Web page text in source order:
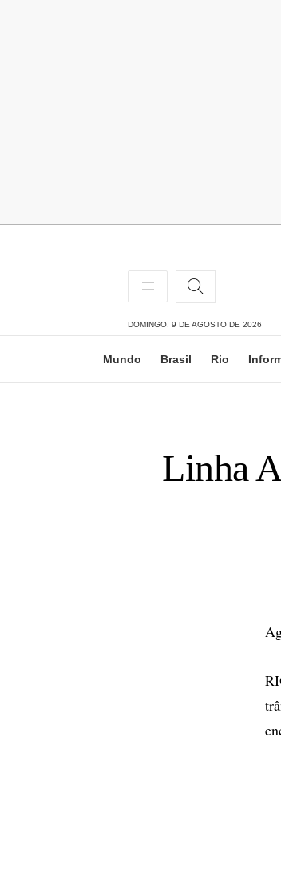
DOMINGO, 9 DE AGOSTO DE 2026
Mundo Brasil Rio
Linha